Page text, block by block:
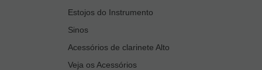
Estojos do Instrumento
Sinos
Acessórios de clarinete Alto
Veja os Acessórios